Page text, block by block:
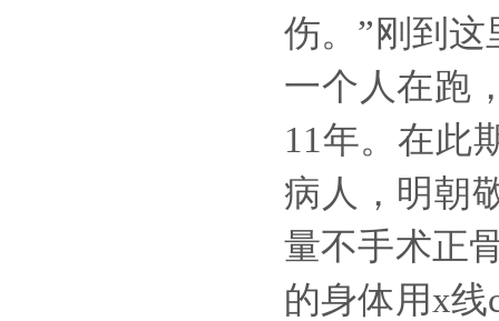
伤。”刚到
一个人在跑
11年。在此
病人，明朝
量不手术正
的身体用x